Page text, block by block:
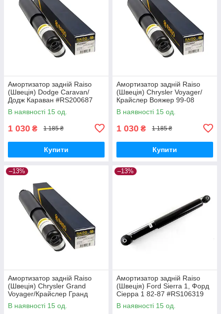
Амортизатор задній Raiso
(Швеція) Dodge Caravan/
Додж Караван #RS200687
UAKHNFL17
В наявності 15 од.
1 030 ₴ 1 185 ₴
Купити
Амортизатор задній Raiso
(Швеція) Chrysler Voyager/
Крайслер Вояжер 99-08
#RS200687 UANWSFO17
В наявності 15 од.
1 030 ₴ 1 185 ₴
Купити
–13%
Амортизатор задній Raiso
(Швеція) Chrysler Grand
Voyager/Крайслер Гранд
Вояжер 99-08 #RS200687
UANWSFO17
В наявності 15 од.
–13%
Амортизатор задній Raiso
(Швеція) Ford Sierra 1, Форд
Сіерра 1 82-87 #RS106319
UACXWPA17
В наявності 15 од.